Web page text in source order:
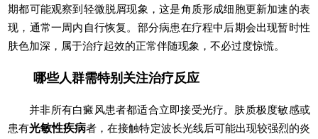
期都可能观察到轻微脱屑现象，这是角质形成细胞更新加速的表
现，通常一周内自行恢复。部分病患在疗程中后期会出现暂时性
肤色加深，属于治疗起效的正常伴随现象，不必过度惊慌。
哪些人群需特别关注治疗反应
并非所有白癜风患者都适合立即接受光疗。肤质极度敏感或
患有光敏性疾病者，在接触特定波长光线后可能出现较强烈的炎